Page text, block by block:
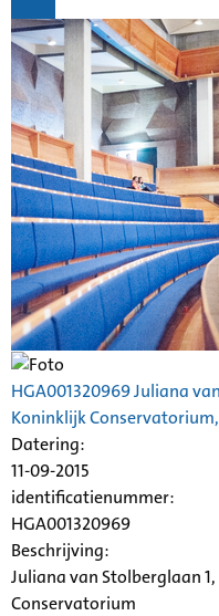
HGA001320969 Juliana
Koninklijk Conservatorium,
Datering:
11-09-2015
identificatienummer:
HGA001320969
Beschrijving:
Juliana van Stolberglaan
Conservatorium